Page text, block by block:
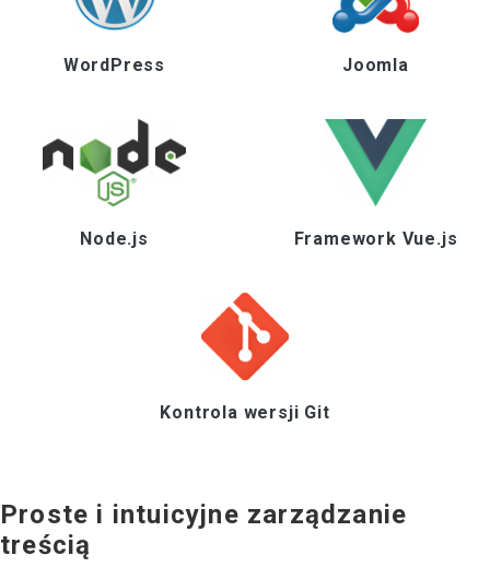
WordPress Joomla
Node.js Framework Vue.js
Kontrola wersji Git
Proste i intuicyjne zarządzanie
treścią